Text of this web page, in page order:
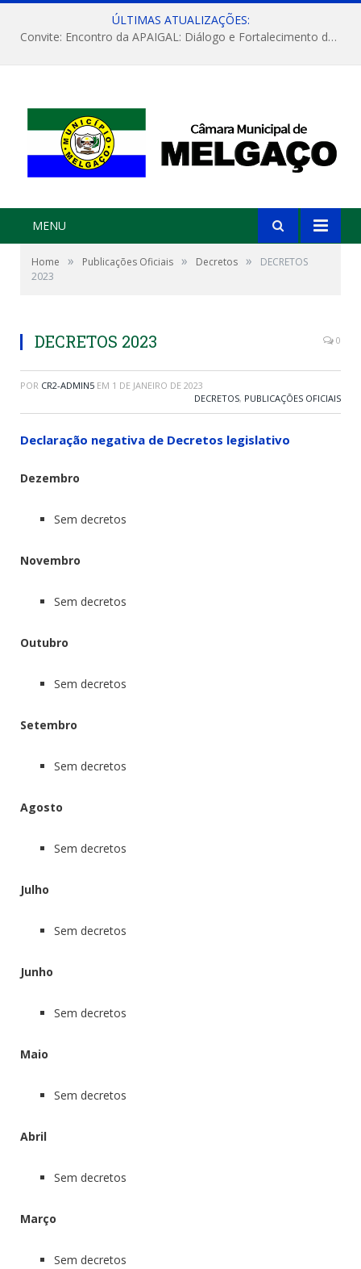
ÚLTIMAS ATUALIZAÇÕES:
Convite: Encontro da APAIGAL: Diálogo e Fortalecimento da Agricultura Familiar
MENU
Home » Publicações Oficiais » Decretos »
DECRETOS
2023
DECRETOS 2023 0
POR CR2-ADMIN5 EM 1 DE JANEIRO DE 2023
DECRETOS, PUBLICAÇÕES OFICIAIS
Declaração negativa de Decretos legislativo
Dezembro
Sem decretos
Novembro
Sem decretos
Outubro
Sem decretos
Setembro
Sem decretos
Agosto
Sem decretos
Julho
Sem decretos
Junho
Sem decretos
Maio
Sem decretos
Abril
Sem decretos
Março
Sem decretos